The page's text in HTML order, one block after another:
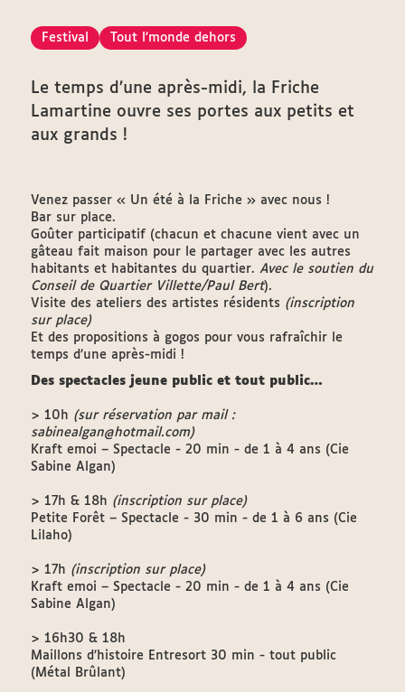
Festival Tout l'monde dehors
Le temps d’une après-midi, la Friche
Lamartine ouvre ses portes aux petits et
aux grands !
Venez passer « Un été à la Friche » avec nous !
Bar sur place.
Goûter participatif (chacun et chacune vient avec un
gâteau fait maison pour le partager avec les autres
habitants et habitantes du quartier. Avec le soutien du
Conseil de Quartier Villette/Paul Bert).
Visite des ateliers des artistes résidents (inscription
sur place)
Et des propositions à gogos pour vous rafraîchir le
temps d’une après-midi !
Des spectacles jeune public et tout public…
> 10h (sur réservation par mail :
sabinealgan@hotmail.com)
Kraft emoi – Spectacle - 20 min - de 1 à 4 ans (Cie
Sabine Algan)
> 17h & 18h (inscription sur place)
Petite Forêt – Spectacle - 30 min - de 1 à 6 ans (Cie
Lilaho)
> 17h (inscription sur place)
Kraft emoi – Spectacle - 20 min - de 1 à 4 ans (Cie
Sabine Algan)
> 16h30 & 18h
Maillons d’histoire Entresort 30 min - tout public
(Métal Brûlant)